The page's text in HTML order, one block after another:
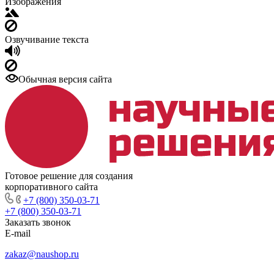
Озвучивание текста
Обычная версия сайта
Готовое решение для создания
корпоративного сайта
+7 (800) 350-03-71
+7 (800) 350-03-71
Заказать звонок
E-mail
zakaz@naushop.ru